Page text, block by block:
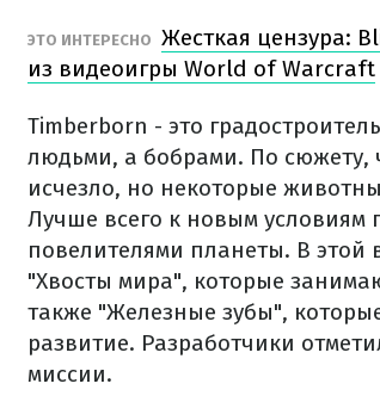
ЭТО ИНТЕРЕСНО Жесткая цензура:
из видеоигры World of Warcraft
Timberborn - это
людьми, а бобрами. По сюжету,
исчезло, но некоторые
Лучше всего к новым условиям
повелителями планеты. В
"Хвосты мира", которые
также "Железные зубы",
развитие. Разработчики
миссии.